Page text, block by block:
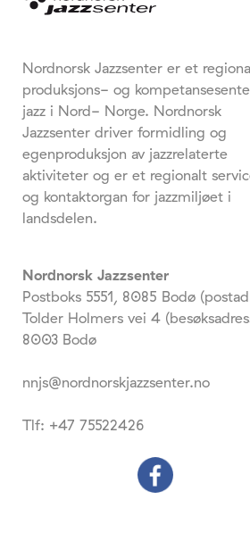
Nordnorsk Jazzsenter er et
produksjons- og
jazz i Nord- Norge. Nordnorsk
Jazzsenter driver formidling og
egenproduksjon av jazzrelaterte
aktiviteter og er et regionalt
og kontaktorgan for jazzmiljøet i
landsdelen.
Nordnorsk Jazzsenter
Postboks 5551, 8085 Bodø
Tolder Holmers vei 4
8003 Bodø
nnjs@nordnorskjazzsenter.no
Tlf: +47 75522426